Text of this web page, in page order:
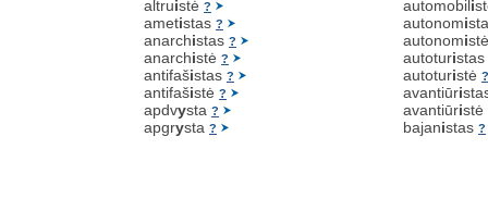
altruistė ?
ametistas ?
anarchistas ?
anarchistė ?
antifašistas ?
antifašistė ?
apdvysta ?
apgrysta ?
automobili
autonomi
autonomi
autoturistas
autoturistė ?
avantiūri
avantiūristė
bajanistas ?